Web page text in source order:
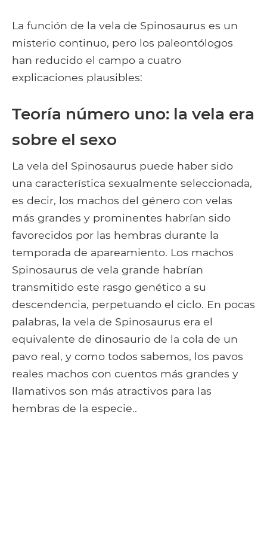
La función de la vela de Spinosaurus es un
misterio continuo, pero los paleontólogos
han reducido el campo a cuatro
explicaciones plausibles:
Teoría número uno: la vela era
sobre el sexo
La vela del Spinosaurus puede haber sido
una característica sexualmente seleccionada,
es decir, los machos del género con velas
más grandes y prominentes habrían sido
favorecidos por las hembras durante la
temporada de apareamiento. Los machos
Spinosaurus de vela grande habrían
transmitido este rasgo genético a su
descendencia, perpetuando el ciclo. En pocas
palabras, la vela de Spinosaurus era el
equivalente de dinosaurio de la cola de un
pavo real, y como todos sabemos, los pavos
reales machos con cuentos más grandes y
llamativos son más atractivos para las
hembras de la especie..